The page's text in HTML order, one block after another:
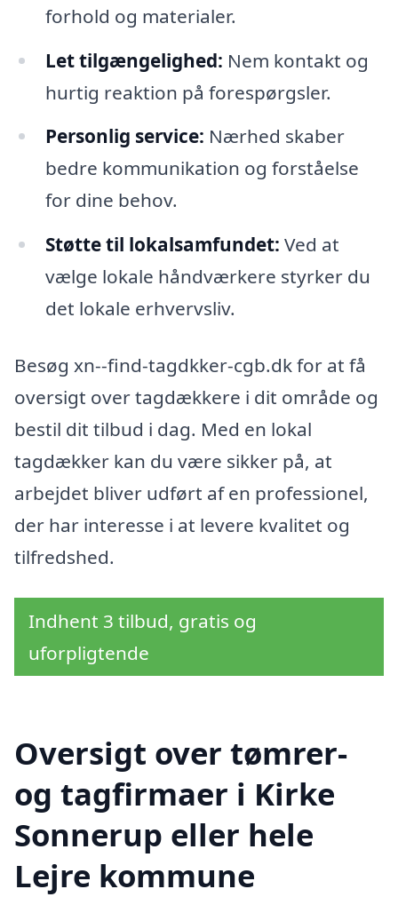
forhold og materialer.
Let tilgængelighed: Nem kontakt og
hurtig reaktion på forespørgsler.
Personlig service: Nærhed skaber
bedre kommunikation og forståelse
for dine behov.
Støtte til lokalsamfundet: Ved at
vælge lokale håndværkere styrker du
det lokale erhvervsliv.
Besøg xn--find-tagdkker-cgb.dk for at få
oversigt over tagdækkere i dit område og
bestil dit tilbud i dag. Med en lokal
tagdækker kan du være sikker på, at
arbejdet bliver udført af en professionel,
der har interesse i at levere kvalitet og
tilfredshed.
Indhent 3 tilbud, gratis og
uforpligtende
Oversigt over tømrer-
og tagfirmaer i Kirke
Sonnerup eller hele
Lejre kommune